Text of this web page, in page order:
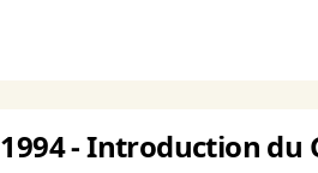
1994 - Introduction du